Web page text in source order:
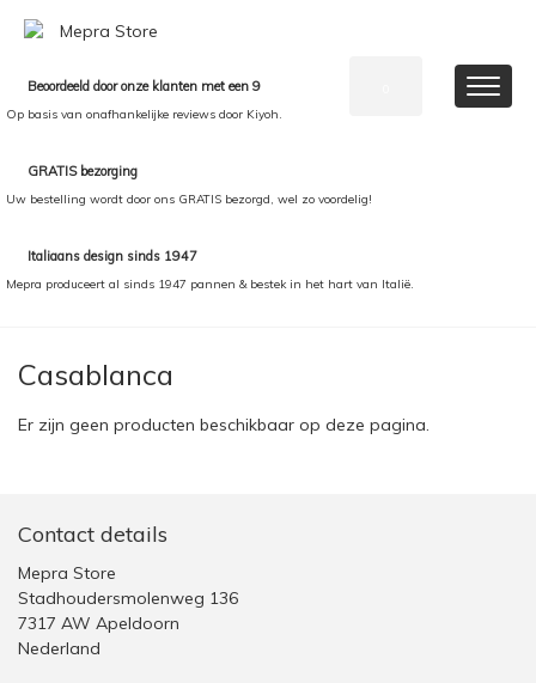
Beoordeeld door onze klanten met een 9
Op basis van onafhankelijke reviews door Kiyoh.
GRATIS bezorging
Uw bestelling wordt door ons GRATIS bezorgd, wel zo voordelig!
Italiaans design sinds 1947
Mepra produceert al sinds 1947 pannen & bestek in het hart van Italië.
Casablanca
Er zijn geen producten beschikbaar op deze pagina.
Contact details
Mepra Store
Stadhoudersmolenweg 136
7317 AW Apeldoorn
Nederland